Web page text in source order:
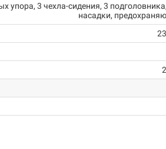
упора, 3 чехла-сидения, 3
насадки,